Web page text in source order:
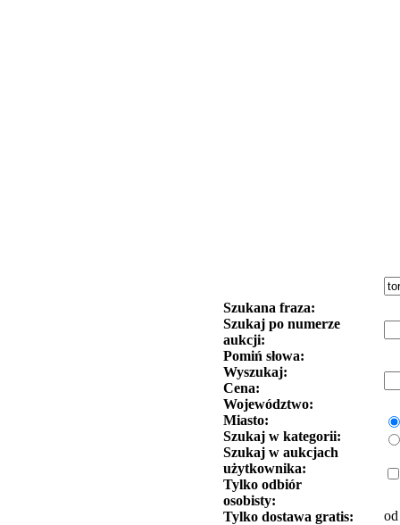
Szukana fraza:
Szukaj po numerze
aukcji:
Pomiń słowa:
Wyszukaj:
Cena:
Województwo:
Miasto:
Szukaj w kategorii:
Szukaj w aukcjach
użytkownika:
Tylko odbiór
osobisty:
Tylko dostawa gratis:
od